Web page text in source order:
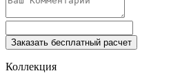
Заказать бесплатный расчет
Коллекция